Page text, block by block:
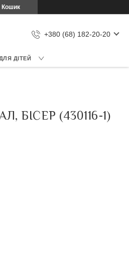
Кошик
+380 (68) 182-20-20
ДІТЕЙ
(430116-1)